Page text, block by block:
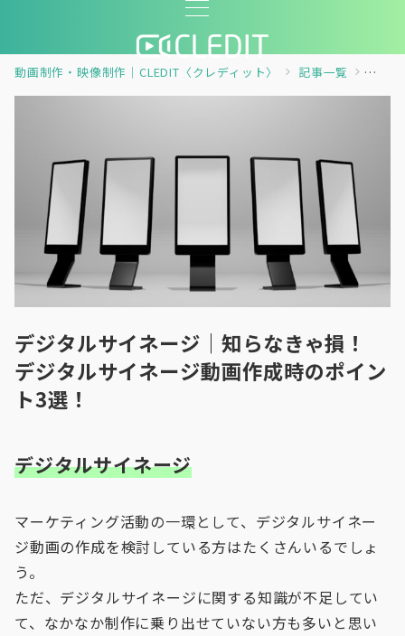
動画制作・映像制作｜CLEDIT〈クレディット〉 記事一覧 コラム
デジタルサイネージ｜知らなきゃ損！
デジタルサイネージ動画作成時のポイン
ト3選！
デジタルサイネージ
マーケティング活動の一環として、デジタルサイネー
ジ動画の作成を検討している方はたくさんいるでしょ
う。
ただ、デジタルサイネージに関する知識が不足してい
て、なかなか制作に乗り出せていない方も多いと思い